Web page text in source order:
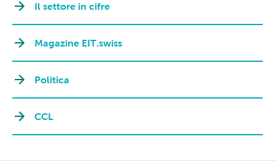
Il settore in cifre
Magazine EIT.swiss
Politica
CCL